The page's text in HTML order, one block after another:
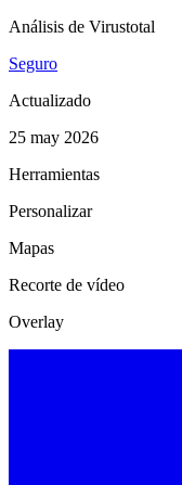
Análisis de Virustotal
Seguro
Actualizado
25 may 2026
Herramientas
Personalizar
Mapas
Recorte de vídeo
Overlay